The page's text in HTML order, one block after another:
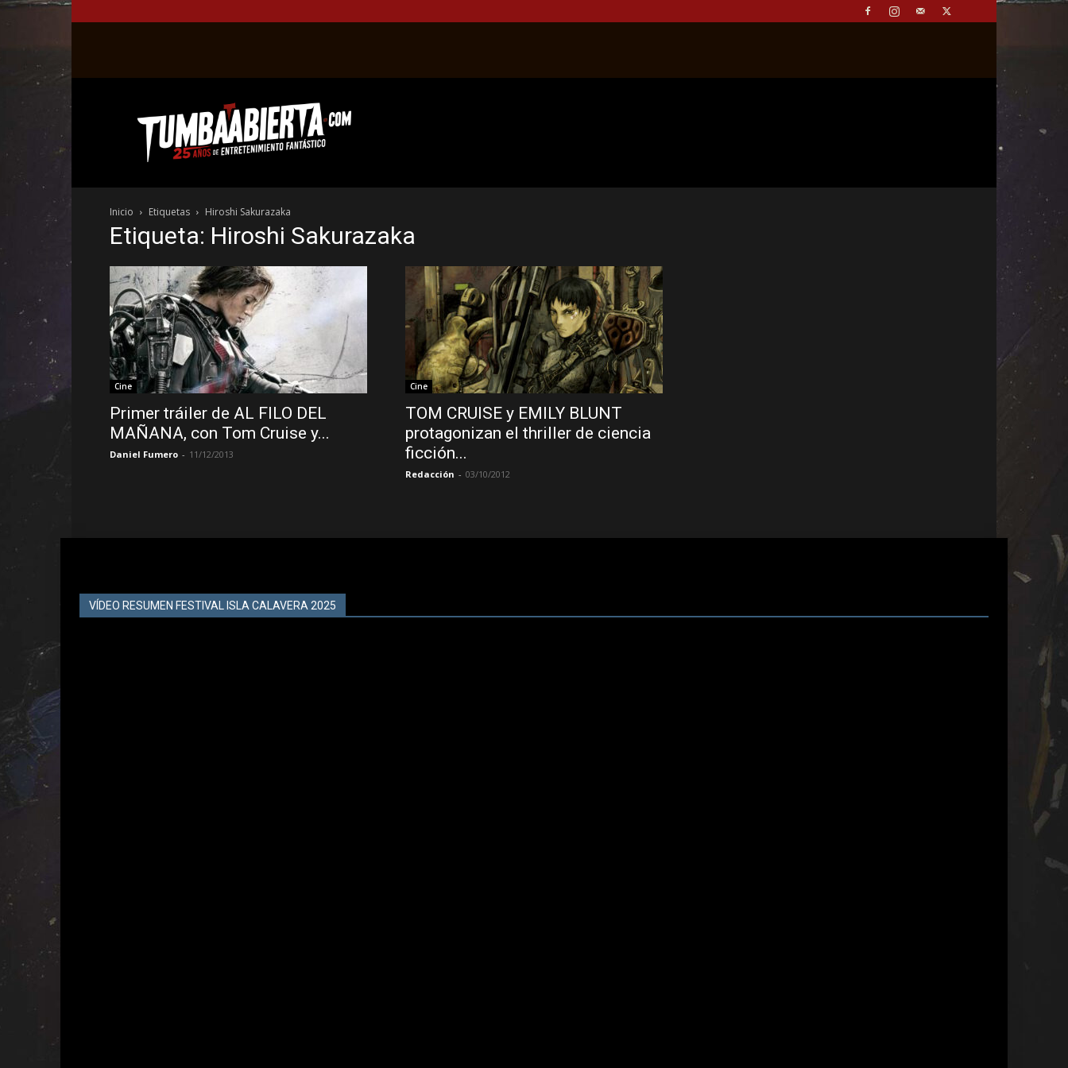
web
del
entretenimiento
el
género
fantástico.
Inicio Etiquetas Hiroshi Sakurazaka
Etiqueta: Hiroshi Sakurazaka
Cine
Primer tráiler de AL FILO DEL
MAÑANA, con Tom Cruise y...
Daniel Fumero - 11/12/2013
Cine
TOM CRUISE y EMILY BLUNT
protagonizan el thriller de ciencia
ficción...
Redacción - 03/10/2012
VÍDEO RESUMEN FESTIVAL ISLA CALAVERA 2025